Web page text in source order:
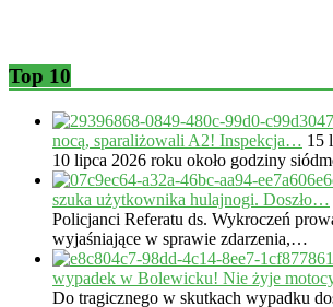
Top 10
nocą, sparaliżowali A2! Inspekcja… 15
10 lipca 2026 roku około godziny
szuka użytkownika hulajnogi. Doszło…
Policjanci Referatu ds. Wykroczeń
wyjaśniające w sprawie zdarzenia,…
wypadek w Bolewicku! Nie żyje
Do tragicznego w skutkach wypadku